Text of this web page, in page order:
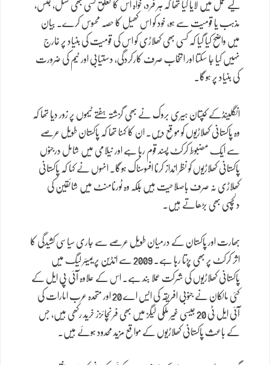
لیے عمل میں لایا گیا تھا کہ ہر فرد، خواہ اس کا تعلق کسی بھی نسل، جنس،
مذہب یا قومیت سے ہو، خود کو اس کھیل کا حصہ محسوس کرے۔ بیان
میں واضح کیا گیا کہ کسی بھی کھلاڑی کو اس کی قومیت کی بنیاد پر خارج
نہیں کیا جا سکتا اور انتخاب صرف کارکردگی، دستیابی اور ٹیم کی ضرورت
کی بنیاد پر ہوگا۔
انگلینڈکے کپتان ہیری بروک نے بھی گزشتہ ہفتے ٹیموں پر زور دیا تھا کہ
وہ پاکستانی کھلاڑیوں کو موقع دیں۔ ان کا کہنا تھا کہ پاکستان طویل عرصے
سے ایک مضبوط کرکٹ پسند قوم رہا ہے اور نیلامی میں شامل درجنوں
پاکستانی کھلاڑیوں کو نظر انداز کرنا افسوسناک ہوگا۔ انہوں نے کہا کہ پاکستانی
کھلاڑی نہ صرف باصلاحیت ہیں بلکہ وہ ٹورنامنٹ میں شائقین کی
دلچسپی بھی بڑھاتے ہیں۔
بھارت اور پاکستان کے درمیان طویل عرصے سے جاری سیاسی کشیدگی کا
اثر کرکٹ پر بھی پڑتا رہا ہے۔ 2009 سے انڈین پریمیئر لیگ میں
پاکستانی کھلاڑیوں کی شرکت عملا بند ہے۔ اس کے علاوہ آئی پی ایل کے
کئی مالکان نے جنوبی افریقہ کی ایس اے 20 اور متحدہ عرب امارات کی
آئی ایل ٹی 20 جیسی غیر ملکی لیگز میں بھی فرنچائزز خرید رکھی ہیں، جس
کے باعث پاکستانی کھلاڑیوں کے مواقع مزید محدود ہوئے ہیں۔